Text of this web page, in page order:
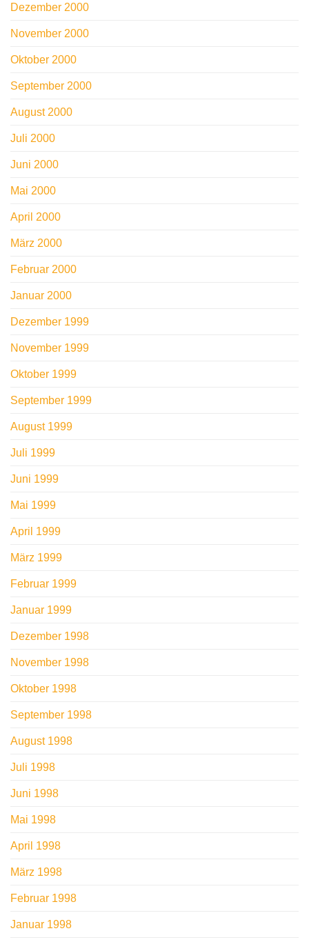
Dezember 2000
November 2000
Oktober 2000
September 2000
August 2000
Juli 2000
Juni 2000
Mai 2000
April 2000
März 2000
Februar 2000
Januar 2000
Dezember 1999
November 1999
Oktober 1999
September 1999
August 1999
Juli 1999
Juni 1999
Mai 1999
April 1999
März 1999
Februar 1999
Januar 1999
Dezember 1998
November 1998
Oktober 1998
September 1998
August 1998
Juli 1998
Juni 1998
Mai 1998
April 1998
März 1998
Februar 1998
Januar 1998